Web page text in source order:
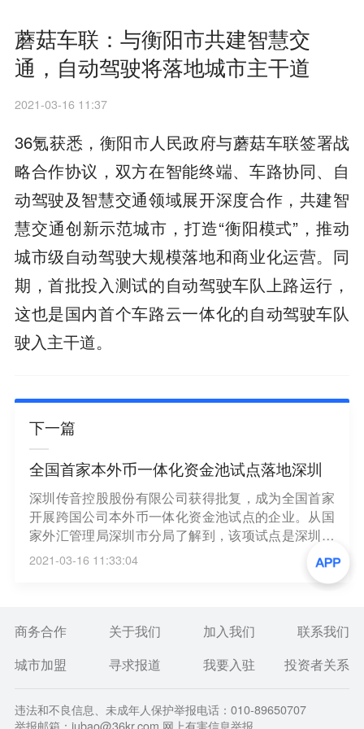
蘑菇车联：与衡阳市共建智慧交
通，自动驾驶将落地城市主干道
2021-03-16 11:37
36氪获悉，衡阳市人民政府与蘑菇车联签署战
略合作协议，双方在智能终端、车路协同、自
动驾驶及智慧交通领域展开深度合作，共建智
慧交通创新示范城市，打造“衡阳模式”，推动
城市级自动驾驶大规模落地和商业化运营。同
期，首批投入测试的自动驾驶车队上路运行，
这也是国内首个车路云一体化的自动驾驶车队
驶入主干道。
下一篇
全国首家本外币一体化资金池试点落地深圳
深圳传音控股股份有限公司获得批复，成为全国首家
开展跨国公司本外币一体化资金池试点的企业。从国
家外汇管理局深圳市分局了解到，该项试点是深圳综
合改革试点首批授权事项之一，获得试点资格的大型
实体跨国公司将享受更优的跨境资金管理政策组合。
2021-03-16 11:33:04
商务合作 关于我们 加入我们
联系我们
城市加盟
寻求报道 我要入驻 投资者关系
违法和不良信息、未成年人保护举报电话：010-89650707